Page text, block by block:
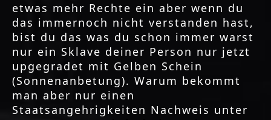
etwas mehr Rechte ein aber wenn du
das immernoch nicht verstanden hast,
bist du das was du schon immer warst
nur ein Sklave deiner Person nur jetzt
upgegradet mit Gelben Schein
(Sonnenanbetung). Warum bekommt
man aber nur einen
Staatsangehrigkeiten Nachweis unter